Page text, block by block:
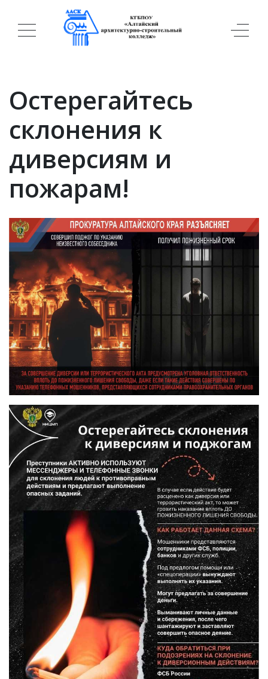
Остерегайтесь
склонения к
диверсиям и
пожарам!